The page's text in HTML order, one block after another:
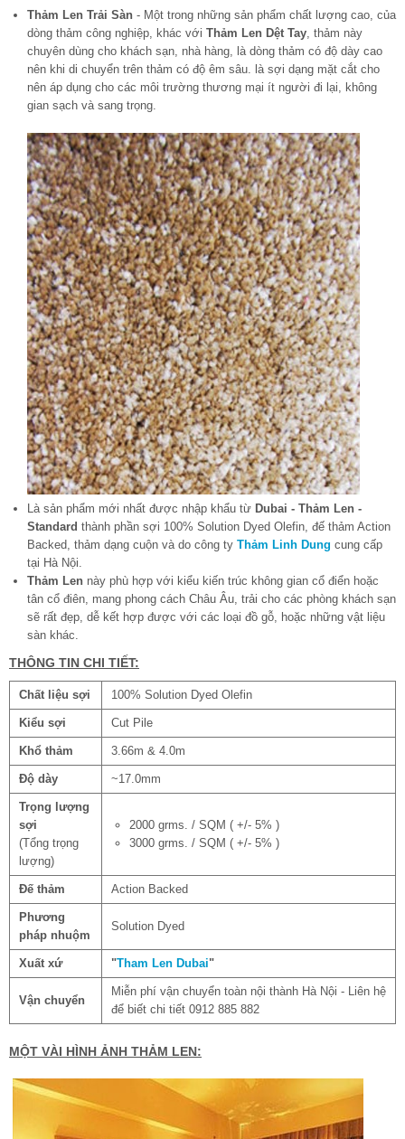
Thảm Len Trải Sàn - Một trong những sản phẩm chất lượng cao, của
dòng thảm công nghiệp, khác với Thảm Len Dệt Tay , thảm này
chuyên dùng cho khách sạn, nhà hàng, là dòng thảm có độ dày cao
nên khi di chuyển trên thảm có độ êm sâu. là sợi dạng mặt cắt cho
nên áp dụng cho các môi trường thương mại ít người đi lại, không
gian sạch và sang trọng.
Là sản phẩm mới nhất được nhập khẩu từ Dubai - Thảm Len -
Standard thành phần sợi 100% Solution Dyed Olefin, đế thảm Action
Backed, thảm dạng cuộn và do công ty Thảm Linh Dung cung cấp
tại Hà Nội.
Thảm Len này phù hợp với kiểu kiến trúc không gian cổ điển hoặc
tân cổ điên, mang phong cách Châu Âu, trải cho các phòng khách sạn
sẽ rất đẹp, dễ kết hợp được với các loại đồ gỗ, hoặc những vật liệu
sàn khác.
THÔNG TIN CHI TIẾT:
Chất liệu sợi 100% Solution Dyed Olefin
Kiểu sợi Cut Pile
Khổ thảm 3.66m & 4.0m
Độ dày ~17.0mm
Trọng lượng
sợi
(Tổng trọng
lượng)
2000 grms. / SQM ( +/- 5% )
3000 grms. / SQM ( +/- 5% )
Đế thảm Action Backed
Phương
pháp nhuộm
Solution Dyed
Xuất xứ "Tham Len Dubai"
Vận chuyển
Miễn phí vận chuyển toàn nội thành Hà Nội - Liên hệ
để biết chi tiết 0912 885 882
MỘT VÀI HÌNH ẢNH THẢM LEN: